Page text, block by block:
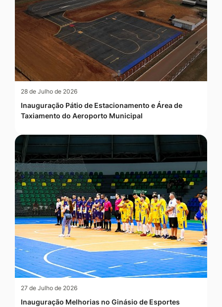
28 de Julho de 2026
Inauguração Pátio de Estacionamento e Área de
Taxiamento do Aeroporto Municipal
27 de Julho de 2026
Inauguração Melhorias no Ginásio de Esportes